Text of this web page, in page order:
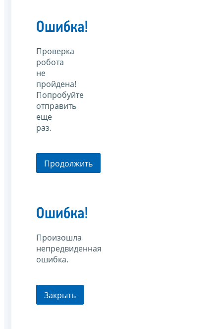
Ошибка!
Проверка
робота
не
пройдена!
Попробуйте
отправить
еще
раз.
Продолжить
Ошибка!
Произошла
непредвиденная
ошибка.
Закрыть